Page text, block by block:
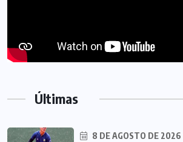
Últimas
8 DE AGOSTO DE 2026